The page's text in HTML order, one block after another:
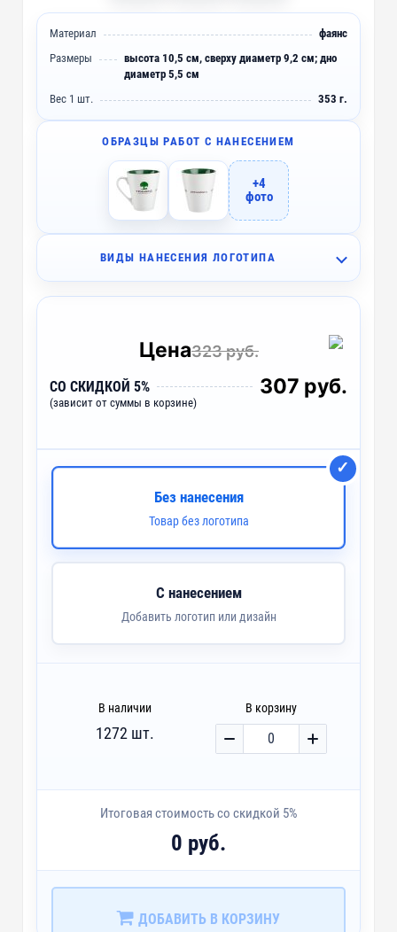
Материал
фаянс
Размеры
высота 10,5 см, сверху диаметр 9,2 см; дно
диаметр 5,5 см
Вес 1 шт.
353 г.
ВИДЫ НАНЕСЕНИЯ ЛОГОТИПА
H2 - Деколь (4 цвета) ~ 3 дня
ОБРАЗЦЫ РАБОТ С НАНЕСЕНИЕМ
+4
фото
Цена323 руб.
СО СКИДКОЙ 5%
(зависит от суммы в корзине)
307 руб.
Без нанесения
Товар без логотипа
С нанесением
Добавить логотип или дизайн
В наличии В корзину
1272 шт.
Итоговая стоимость со скидкой 5%
0 руб.
ДОБАВИТЬ В КОРЗИНУ